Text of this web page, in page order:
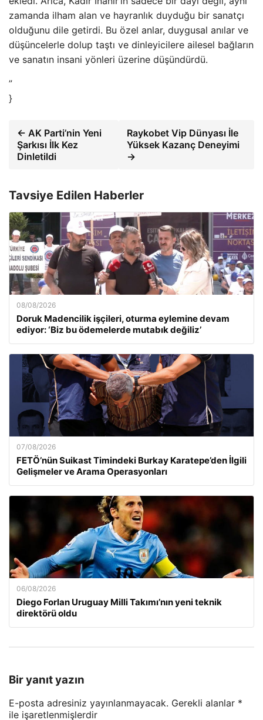
zamanda ilham alan ve hayranlık duyduğu bir sanatçı
olduğunu dile getirdi. Bu özel anlar, duygusal anılar ve
düşüncelerle dolup taştı ve dinleyicilere ailesel bağların
ve sanatın insani yönleri üzerine düşündürdü.
”
}
← AK Parti’nin Yeni
Şarkısı İlk Kez
Dinletildi
Raykobet Vip Dünyası İle
Yüksek Kazanç Deneyimi
→
Tavsiye Edilen Haberler
08/08/2026
Doruk Madencilik işçileri, oturma eylemine devam
ediyor: ‘Biz bu ödemelerde mutabık değiliz’
07/08/2026
FETÖ’nün Suikast Timindeki Burkay Karatepe’den İlgili
Gelişmeler ve Arama Operasyonları
06/08/2026
Diego Forlan Uruguay Milli Takımı’nın yeni teknik
direktörü oldu
Bir yanıt yazın
E-posta adresiniz yayınlanmayacak. Gerekli alanlar *
ile işaretlenmişlerdir